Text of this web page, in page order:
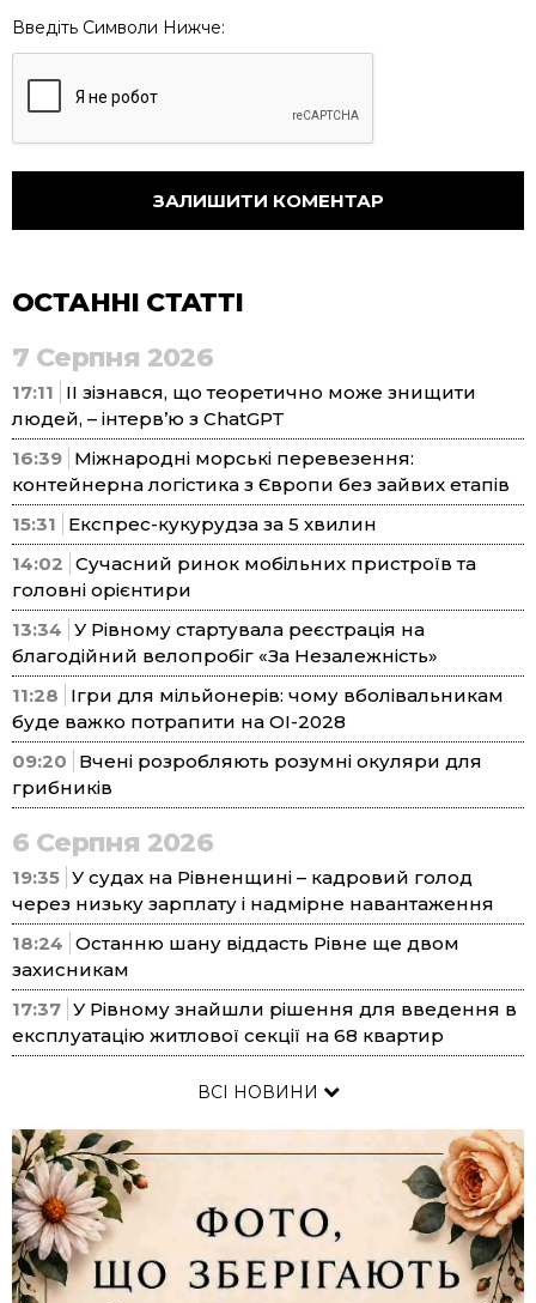
Введіть Символи Нижче:
ОСТАННІ СТАТТІ
7 Серпня 2026
17:11
ІІ зізнався, що теоретично може знищити
людей, – інтерв’ю з ChatGPT
16:39 Міжнародні морські перевезення:
контейнерна логістика з Європи без зайвих етапів
15:31
Експрес-кукурудза за 5 хвилин
14:02 Сучасний ринок мобільних пристроїв та
головні орієнтири
13:34 У Рівному стартувала реєстрація на
благодійний велопробіг «За Незалежність»
11:28
Ігри для мільйонерів: чому вболівальникам
буде важко потрапити на ОІ-2028
09:20
Вчені розробляють розумні окуляри для
грибників
6 Серпня 2026
19:35 У судах на Рівненщині – кадровий голод
через низьку зарплату і надмірне навантаження
18:24 Останню шану віддасть Рівне ще двом
захисникам
17:37 У Рівному знайшли рішення для введення в
експлуатацію житлової секції на 68 квартир
ВСІ НОВИНИ